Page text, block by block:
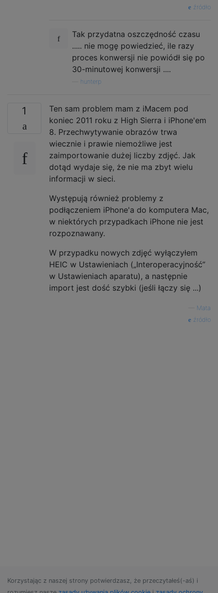
źródło
Tak przydatna oszczędność czasu
..... nie mogę powiedzieć, ile razy
proces konwersji nie powiódł się po
30-minutowej konwersji ....
hunterp
1
Ten sam problem mam z iMacem pod
koniec 2011 roku z High Sierra i iPhone'em
8. Przechwytywanie obrazów trwa
wiecznie i prawie niemożliwe jest
zaimportowanie dużej liczby zdjęć. Jak
dotąd wydaje się, że nie ma zbyt wielu
informacji w sieci.
Występują również problemy z
podłączeniem iPhone'a do komputera Mac,
w niektórych przypadkach iPhone nie jest
rozpoznawany.
W przypadku nowych zdjęć wyłączyłem
HEIC w Ustawieniach („Interoperacyjność”
w Ustawieniach aparatu), a następnie
import jest dość szybki (jeśli łączy się ...)
Mata
źródło
Korzystając z naszej strony potwierdzasz, że przeczytałeś(-aś) i